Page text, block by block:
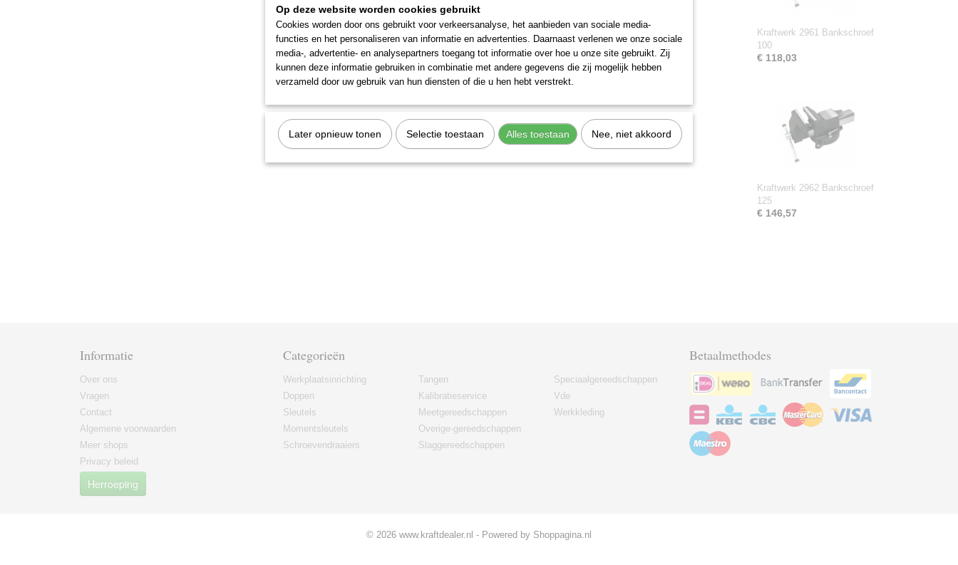
Productcode
EAN code
7612206100007
Productcode leverancier
2963E
Kraftwerk 2961 Bankschroef
100
€ 118,03
Kraftwerk 2962 Bankschroef
125
€ 146,57
Informatie
Over ons
Vragen
Contact
Algemene voorwaarden
Meer shops
Privacy beleid
Herroeping
Categorieën
Werkplaatsinrichting
Doppen
Sleutels
Momentsleutels
Schroevendraaiers
Tangen
Kalibratieservice
Meetgereedschappen
Overige-gereedschappen
Slaggereedschappen
Speciaalgereedschappen
Vde
Werkkleding
Betaalmethodes
© 2026 www.kraftdealer.nl - Powered by Shoppagina.nl
Op deze website worden cookies gebruikt
Cookies worden door ons gebruikt voor verkeersanalyse, het aanbieden van sociale media-
functies en het personaliseren van informatie en advertenties. Daarnaast verlenen we onze sociale
media-, advertentie- en analysepartners toegang tot informatie over hoe u onze site gebruikt. Zij
kunnen deze informatie gebruiken in combinatie met andere gegevens die zij mogelijk hebben
verzameld door uw gebruik van hun diensten of die u hen hebt verstrekt.
Later opnieuw tonen Selectie toestaan Alles toestaan Nee, niet akkoord